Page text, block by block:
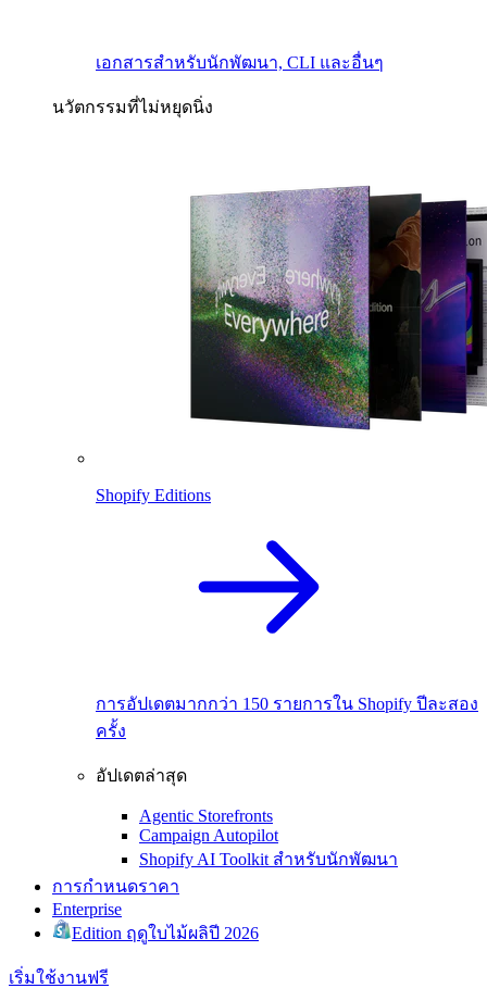
เอกสารสำหรับนักพัฒนา, CLI และอื่นๆ
นวัตกรรมที่ไม่หยุดนิ่ง
Shopify Editions
การอัปเดตมากกว่า 150 รายการใน Shopify ปีละสอง
ครั้ง
อัปเดตล่าสุด
Agentic Storefronts
Campaign Autopilot
Shopify AI Toolkit สำหรับนักพัฒนา
การกำหนดราคา
Enterprise
Edition ฤดูใบไม้ผลิปี 2026
เริ่มใช้งานฟรี